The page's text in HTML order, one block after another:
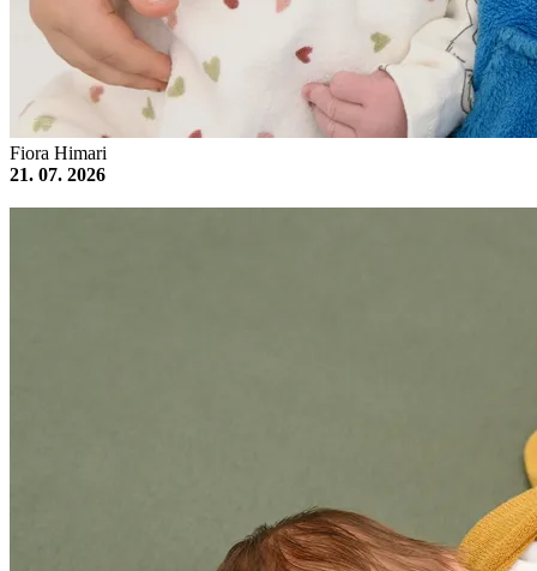
Fiora Himari
21. 07. 2026